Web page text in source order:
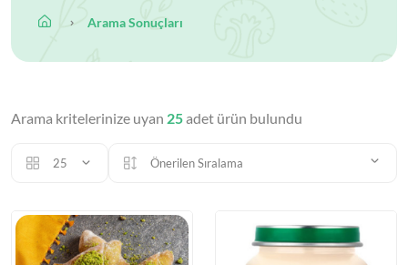
Arama Sonuçları
Arama kritelerinize uyan 25adet ürün bulundu
25 Önerilen Sıralama